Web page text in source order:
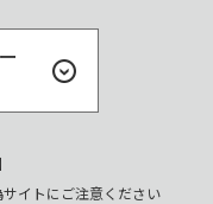
イトにご注意ください